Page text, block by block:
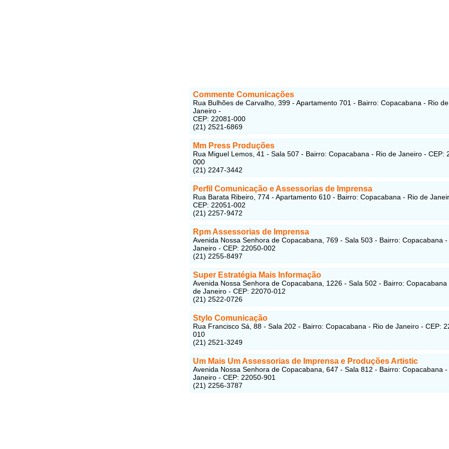
Commente Comunicações
Rua Bulhões de Carvalho, 399 - Apartamento 701 - Bairro: Copacabana - Rio de
Janeiro -
CEP: 22081-000
(21) 2521-6869
Mm Press Produções
Rua Miguel Lemos, 41 - Sala 507 - Bairro: Copacabana - Rio de Janeiro - CEP:
000
(21) 2247-3442
Perfil Comunicação e Assessorias de Imprensa
Rua Barata Ribeiro, 774 - Apartamento 610 - Bairro: Copacabana - Rio de
CEP: 22051-002
(21) 2257-9472
Rpm Assessorias de Imprensa
Avenida Nossa Senhora de Copacabana, 769 - Sala 503 - Bairro: Copacabana
Janeiro - CEP: 22050-002
(21) 2255-8497
Super Estratégia Mais Informação
Avenida Nossa Senhora de Copacabana, 1226 - Sala 502 - Bairro: Copacabana
de Janeiro - CEP: 22070-012
(21) 2522-0726
Stylo Comunicação
Rua Francisco Sá, 88 - Sala 202 - Bairro: Copacabana - Rio de Janeiro - CEP:
010
(21) 2521-3249
Um Mais Um Assessorias de Imprensa e Produções Artistic
Avenida Nossa Senhora de Copacabana, 647 - Sala 812 - Bairro: Copacabana
Janeiro - CEP: 22050-901
(21) 2256-3787